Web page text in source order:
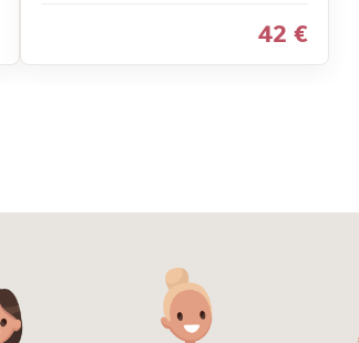
42 €